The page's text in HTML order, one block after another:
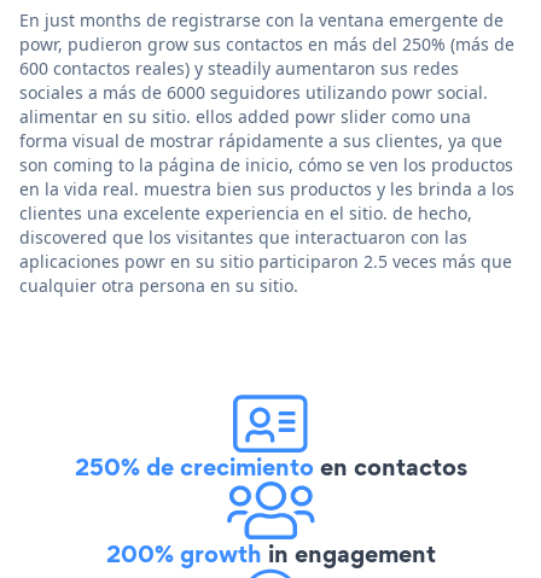
En just months de registrarse con la ventana emergente de
powr, pudieron grow sus contactos en más del 250% (más de
600 contactos reales) y steadily aumentaron sus redes
sociales a más de 6000 seguidores utilizando powr social.
alimentar en su sitio. ellos added powr slider como una
forma visual de mostrar rápidamente a sus clientes, ya que
son coming to la página de inicio, cómo se ven los productos
en la vida real. muestra bien sus productos y les brinda a los
clientes una excelente experiencia en el sitio. de hecho,
discovered que los visitantes que interactuaron con las
aplicaciones powr en su sitio participaron 2.5 veces más que
cualquier otra persona en su sitio.
250% de crecimientoen contactos
200% growth in engagement